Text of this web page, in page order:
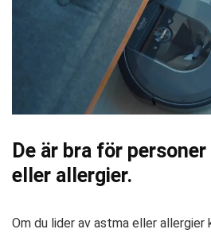
De är bra för
eller allergier.
Om du lider av astma eller allergier